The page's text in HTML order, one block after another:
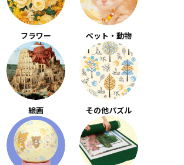
フラワー ペット・動物
絵画 その他パズル